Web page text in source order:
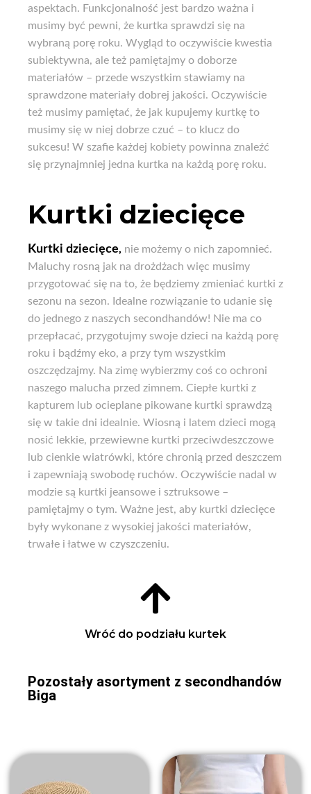
aspektach. Funkcjonalność jest bardzo ważna i
musimy być pewni, że kurtka sprawdzi się na
wybraną porę roku. Wygląd to oczywiście kwestia
subiektywna, ale też pamiętajmy o doborze
materiałów – przede wszystkim stawiamy na
sprawdzone materiały dobrej jakości. Oczywiście
też musimy pamiętać, że jak kupujemy kurtkę to
musimy się w niej dobrze czuć – to klucz do
sukcesu! W szafie każdej kobiety powinna znaleźć
się przynajmniej jedna kurtka na każdą porę roku.
Kurtki dziecięce
Kurtki dziecięce, nie możemy o nich zapomnieć.
Maluchy rosną jak na drożdżach więc musimy
przygotować się na to, że będziemy zmieniać kurtki z
sezonu na sezon. Idealne rozwiązanie to udanie się
do jednego z naszych secondhandów! Nie ma co
przepłacać, przygotujmy swoje dzieci na każdą porę
roku i bądźmy eko, a przy tym wszystkim
oszczędzajmy. Na zimę wybierzmy coś co ochroni
naszego malucha przed zimnem. Ciepłe kurtki z
kapturem lub ocieplane pikowane kurtki sprawdzą
się w takie dni idealnie. Wiosną i latem dzieci mogą
nosić lekkie, przewiewne kurtki przeciwdeszczowe
lub cienkie wiatrówki, które chronią przed deszczem
i zapewniają swobodę ruchów. Oczywiście nadal w
modzie są kurtki jeansowe i sztruksowe –
pamiętajmy o tym. Ważne jest, aby kurtki dziecięce
były wykonane z wysokiej jakości materiałów,
trwałe i łatwe w czyszczeniu.
Wróć do podziału kurtek
Pozostały asortyment z secondhandów
Biga